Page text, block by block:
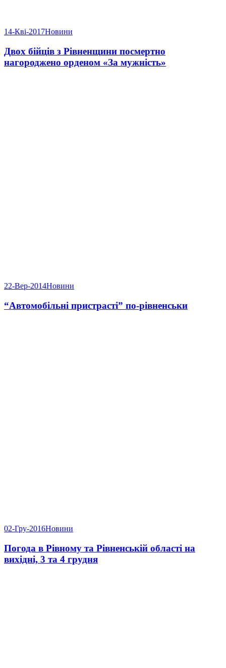
14-Кві-2017Новини
Двох бійців з Рівненщини посмертно
нагороджено орденом «За мужність»
22-Вер-2014Новини
“Автомобільні пристрасті” по-рівненськи
02-Гру-2016Новини
Погода в Рівному та Рівненській області на
вихідні, 3 та 4 грудня